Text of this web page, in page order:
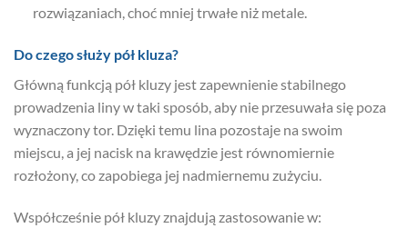
rozwiązaniach, choć mniej trwałe niż metale.
Do czego służy pół kluza?
Główną funkcją pół kluzy jest zapewnienie stabilnego
prowadzenia liny w taki sposób, aby nie przesuwała się poza
wyznaczony tor. Dzięki temu lina pozostaje na swoim
miejscu, a jej nacisk na krawędzie jest równomiernie
rozłożony, co zapobiega jej nadmiernemu zużyciu.
Współcześnie pół kluzy znajdują zastosowanie w: